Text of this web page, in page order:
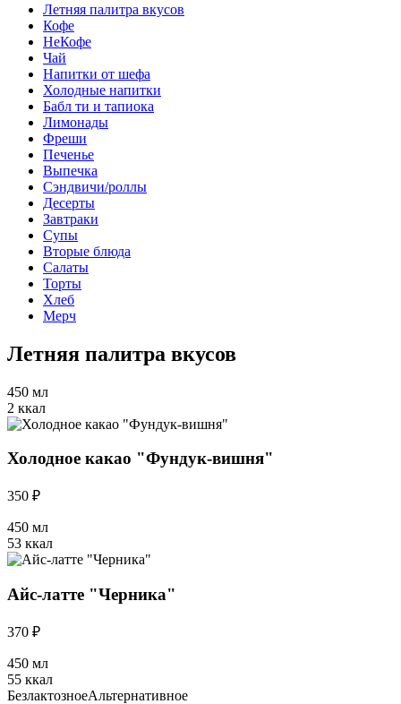
Летняя палитра вкусов
Кофе
НеКофе
Чай
Напитки от шефа
Холодные напитки
Бабл ти и тапиока
Лимонады
Фреши
Печенье
Выпечка
Сэндвичи/роллы
Десерты
Завтраки
Супы
Вторые блюда
Салаты
Торты
Хлеб
Мерч
Летняя палитра вкусов
450 мл
2 ккал
Холодное какао "Фундук-вишня"
350 ₽
450 мл
53 ккал
Айс-латте "Черника"
370 ₽
450 мл
55 ккал
БезлактозноеАльтернативное